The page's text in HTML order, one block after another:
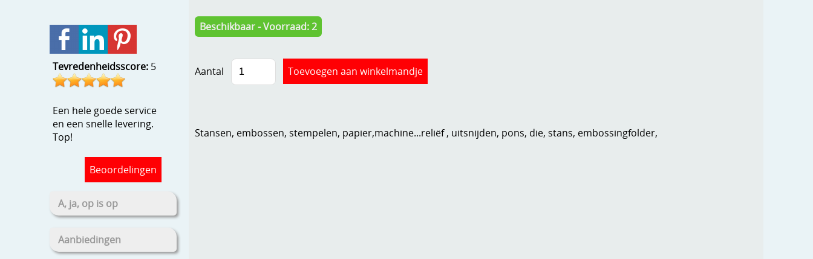
Tevredenheidsscore: 5
Een hele goede service
en een snelle levering.
Top!
Beoordelingen
A, ja, op is op
Aanbiedingen
Beschikbaar - Voorraad: 2
Aantal
Stansen, embossen, stempelen, papier,machine...reliëf , uitsnijden, pons, die, stans, embossingfolder,